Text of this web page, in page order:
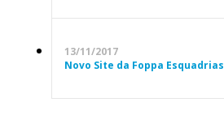
13/11/2017
Novo Site da Foppa Esquadrias